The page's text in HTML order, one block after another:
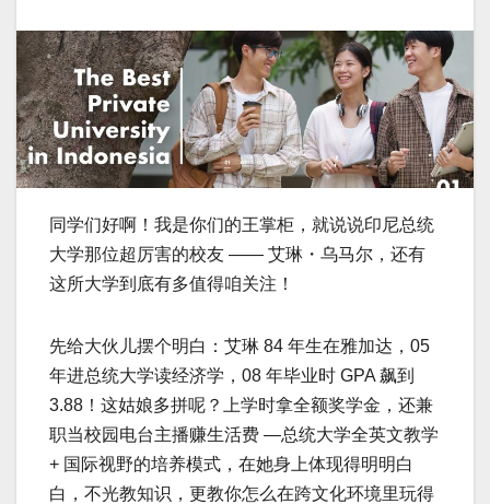
同学们好啊！我是你们的王掌柜，就说说印尼总统
大学那位超厉害的校友 —— 艾琳・乌马尔，还有
这所大学到底有多值得咱关注！
先给大伙儿摆个明白：艾琳 84 年生在雅加达，05
年进总统大学读经济学，08 年毕业时 GPA 飙到
3.88！这姑娘多拼呢？上学时拿全额奖学金，还兼
职当校园电台主播赚生活费 —总统大学全英文教学
+ 国际视野的培养模式，在她身上体现得明明白
白，不光教知识，更教你怎么在跨文化环境里玩得